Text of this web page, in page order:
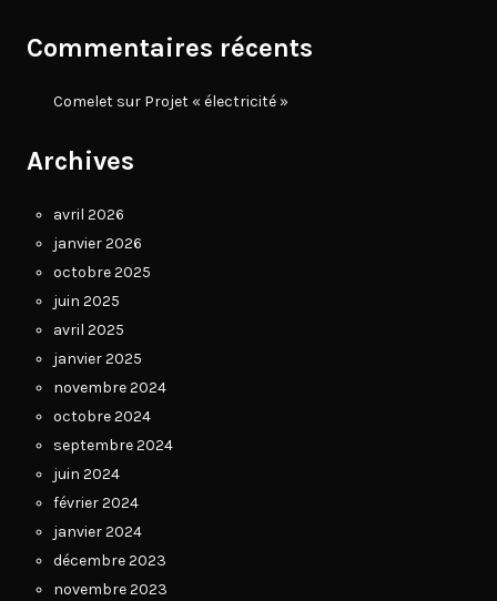
Commentaires récents
Comelet sur Projet « électricité »
Archives
avril 2026
janvier 2026
octobre 2025
juin 2025
avril 2025
janvier 2025
novembre 2024
octobre 2024
septembre 2024
juin 2024
février 2024
janvier 2024
décembre 2023
novembre 2023